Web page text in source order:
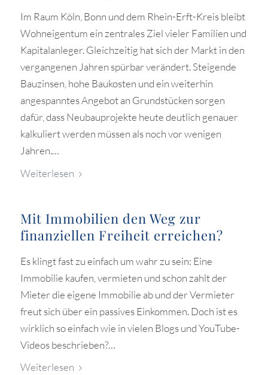
Im Raum Köln, Bonn und dem Rhein-Erft-Kreis bleibt
Wohneigentum ein zentrales Ziel vieler Familien und
Kapitalanleger. Gleichzeitig hat sich der Markt in den
vergangenen Jahren spürbar verändert. Steigende
Bauzinsen, hohe Baukosten und ein weiterhin
angespanntes Angebot an Grundstücken sorgen
dafür, dass Neubauprojekte heute deutlich genauer
kalkuliert werden müssen als noch vor wenigen
Jahren.…
Weiterlesen
Mit Immobilien den Weg zur
finanziellen Freiheit erreichen?
Es klingt fast zu einfach um wahr zu sein: Eine
Immobilie kaufen, vermieten und schon zahlt der
Mieter die eigene Immobilie ab und der Vermieter
freut sich über ein passives Einkommen. Doch ist es
wirklich so einfach wie in vielen Blogs und YouTube-
Videos beschrieben?…
Weiterlesen